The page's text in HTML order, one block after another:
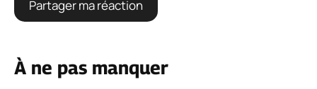
À ne pas manquer